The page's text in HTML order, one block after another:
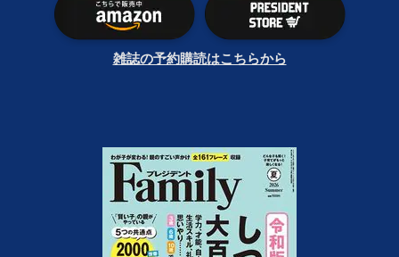
雑誌の予約購読はこちらから